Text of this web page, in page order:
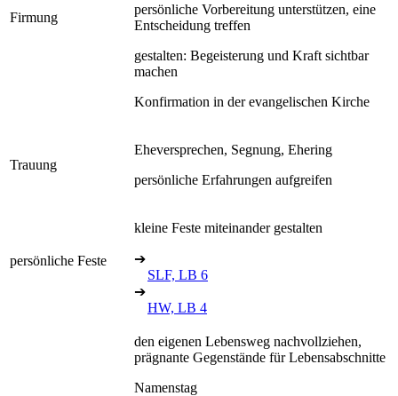
Firmung
persönliche Vorbereitung unterstützen, eine
Entscheidung treffen
gestalten: Begeisterung und Kraft sichtbar
machen
Konfirmation in der evangelischen Kirche
Trauung
Eheversprechen, Segnung, Ehering
persönliche Erfahrungen aufgreifen
persönliche Feste
kleine Feste miteinander gestalten
➔
SLF, LB 6
➔
HW, LB 4
den eigenen Lebensweg nachvollziehen,
prägnante Gegenstände für Lebensabschnitte
Namenstag